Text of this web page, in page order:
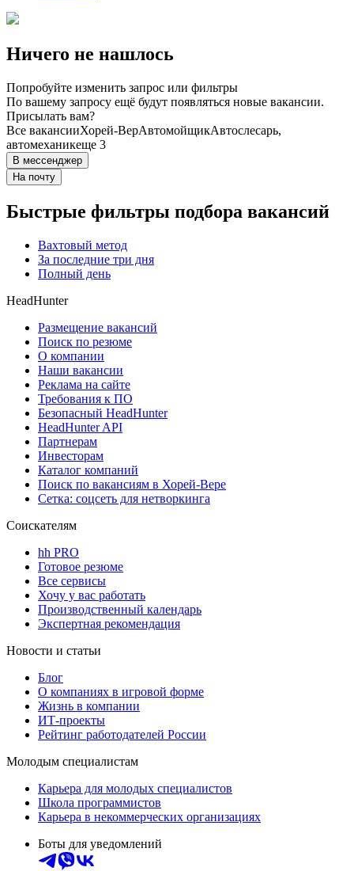
Ничего не нашлось
Попробуйте изменить запрос или фильтры
По вашему запросу ещё будут появляться новые вакансии.
Присылать вам?
Все вакансииХорей-ВерАвтомойщикАвтослесарь,
автомеханикеще 3
В мессенджер
На почту
Быстрые фильтры подбора вакансий
Вахтовый метод
За последние три дня
Полный день
HeadHunter
Размещение вакансий
Поиск по резюме
О компании
Наши вакансии
Реклама на сайте
Требования к ПО
Безопасный HeadHunter
HeadHunter API
Партнерам
Инвесторам
Каталог компаний
Поиск по вакансиям в Хорей-Вере
Сетка: соцсеть для нетворкинга
Соискателям
hh PRO
Готовое резюме
Все сервисы
Хочу у вас работать
Производственный календарь
Экспертная рекомендация
Новости и статьи
Блог
О компаниях в игровой форме
Жизнь в компании
ИТ-проекты
Рейтинг работодателей России
Молодым специалистам
Карьера для молодых специалистов
Школа программистов
Карьера в некоммерческих организациях
Боты для уведомлений